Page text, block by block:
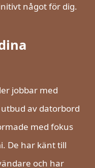
något för dig.
jobbar med
av datorbord
med fokus
De har känt till
och har